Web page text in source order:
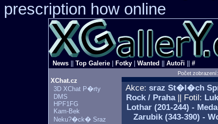
prescription how online
News Top Galerie Fotky Wanted Autoři #
Počet
XChat.cz
3D XChat P�rty
DMS
HPF1FG
Kam-Bek
Neku?�ck� Sraz
Akce: sraz St�l�ch
Rock / Praha|| Fotil:
Lothar (201-244) -
Zarubik (343-390) -